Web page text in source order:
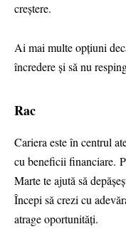
creștere.
Ai mai multe opțiuni
încredere și să nu
Rac
Cariera este în centrul
cu beneficii financiare.
Marte te ajută să
Începi să crezi cu
atrage oportunități.